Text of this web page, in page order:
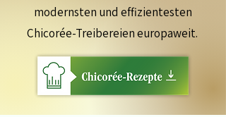
modernsten und effizientesten
Chicorée-Treibereien europaweit.